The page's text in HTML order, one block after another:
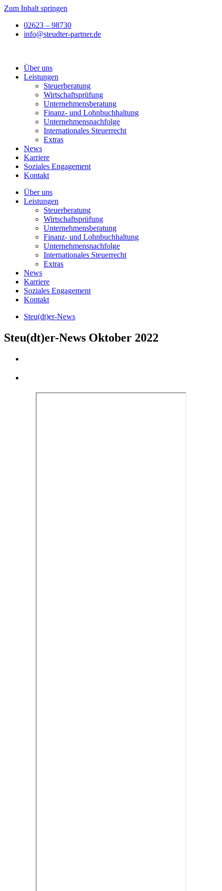
Zum Inhalt springen
02623 – 98730
info@steudter-partner.de
Über uns
Leistungen
Steuer­­beratung
Wirtschafts­prüfung
Unternehmens­beratung
Finanz- und Lohnbuchhaltung
Unternehmens­nachfolge
Internationales Steuerrecht
Extras
News
Karriere
Soziales Engagement
Kontakt
Über uns
Leistungen
Steuer­­beratung
Wirtschafts­prüfung
Unternehmens­beratung
Finanz- und Lohnbuchhaltung
Unternehmens­nachfolge
Internationales Steuerrecht
Extras
News
Karriere
Soziales Engagement
Kontakt
Steu(dt)er-News
Steu(dt)er-News Oktober 2022